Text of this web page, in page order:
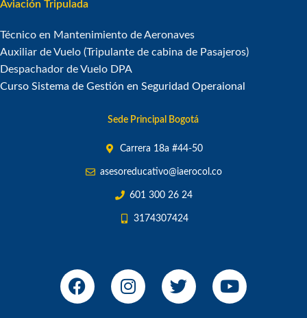
Aviación Tripulada
Técnico en Mantenimiento de Aeronaves
Auxiliar de Vuelo (Tripulante de cabina de Pasajeros)
Despachador de Vuelo DPA
Curso Sistema de Gestión en Seguridad Operaional
Sede Principal Bogotá
Carrera 18a #44-50
asesoreducativo@iaerocol.co
601 300 26 24
3174307424